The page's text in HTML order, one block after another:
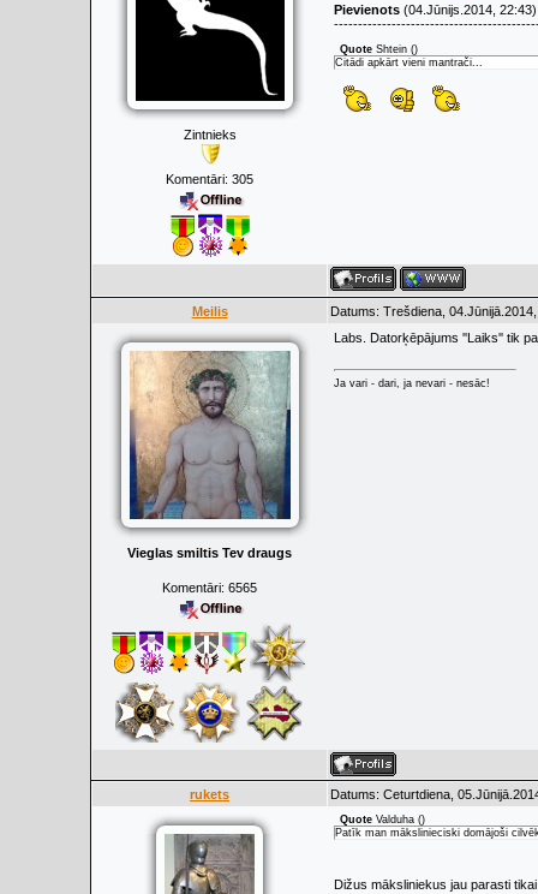
Zintnieks
Komentāri: 305
Pievienots (04.Jūnijs.2014, 22:43)
Quote Shtein ()
Citādi apkārt vieni mantrači...
Meilis Datums: Trešdiena,
Vieglas smiltis Tev draugs
Komentāri: 6565
Labs. Datorķēpājums ''Laiks'' tik
Ja vari - dari, ja nevari - nesāc!
rukets Datums: Ceturtdiena,
Quote Valduha ()
Patīk man mākslinieciski domājoši
Dižus māksliniekus jau parasti